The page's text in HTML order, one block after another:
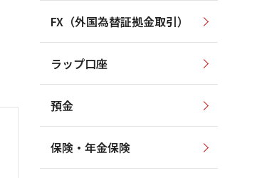
FX（外国為替証拠金取引）
ラップ口座
預金
保険・年金保険